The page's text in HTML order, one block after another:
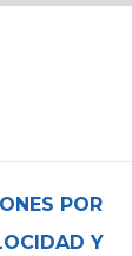
POR
Y